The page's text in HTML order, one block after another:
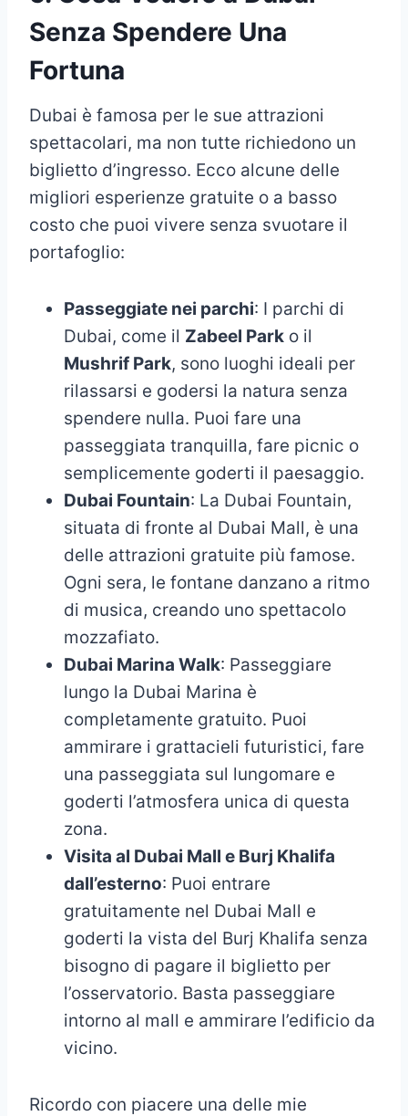
Senza Spendere Una
Fortuna
Dubai è famosa per le sue attrazioni
spettacolari, ma non tutte richiedono un
biglietto d’ingresso. Ecco alcune delle
migliori esperienze gratuite o a basso
costo che puoi vivere senza svuotare il
portafoglio:
Passeggiate nei parchi: I parchi di
Dubai, come il Zabeel Park o il
Mushrif Park, sono luoghi ideali per
rilassarsi e godersi la natura senza
spendere nulla. Puoi fare una
passeggiata tranquilla, fare picnic o
semplicemente goderti il paesaggio.
Dubai Fountain: La Dubai Fountain,
situata di fronte al Dubai Mall, è una
delle attrazioni gratuite più famose.
Ogni sera, le fontane danzano a ritmo
di musica, creando uno spettacolo
mozzafiato.
Dubai Marina Walk: Passeggiare
lungo la Dubai Marina è
completamente gratuito. Puoi
ammirare i grattacieli futuristici, fare
una passeggiata sul lungomare e
goderti l’atmosfera unica di questa
zona.
Visita al Dubai Mall e Burj Khalifa
dall’esterno: Puoi entrare
gratuitamente nel Dubai Mall e
goderti la vista del Burj Khalifa senza
bisogno di pagare il biglietto per
l’osservatorio. Basta passeggiare
intorno al mall e ammirare l’edificio da
vicino.
Ricordo con piacere una delle mie